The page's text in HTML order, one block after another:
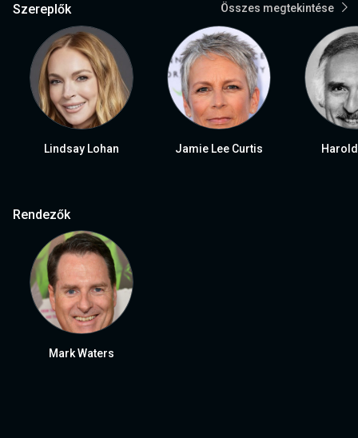
Szereplők Összes megtekintése
Lindsay Lohan Jamie Lee Curtis
Rendezők
Mark Waters